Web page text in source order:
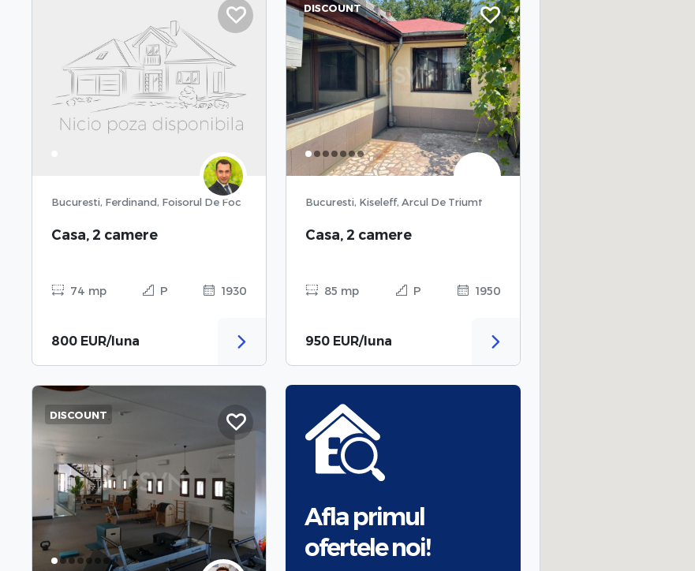
Bucuresti, Ferdinand, Foisorul De Foc
Casa, 2 camere
74 mp P 1930
800 EUR/luna
DISCOUNT
Bucuresti, Kiseleff, Arcul De Triumf
Casa, 2 camere
85 mp P 1950
950 EUR/luna
DISCOUNT
Afla primul
ofertele noi!